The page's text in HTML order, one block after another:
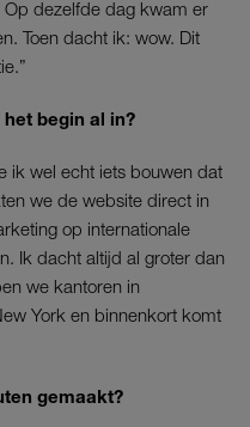
dezelfde dag kwam er
Toen dacht ik: wow. Dit
begin al in?
ik wel echt iets bouwen dat
we de website direct in
op internationale
Ik dacht altijd al groter dan
we kantoren in
York en binnenkort komt
gemaakt?